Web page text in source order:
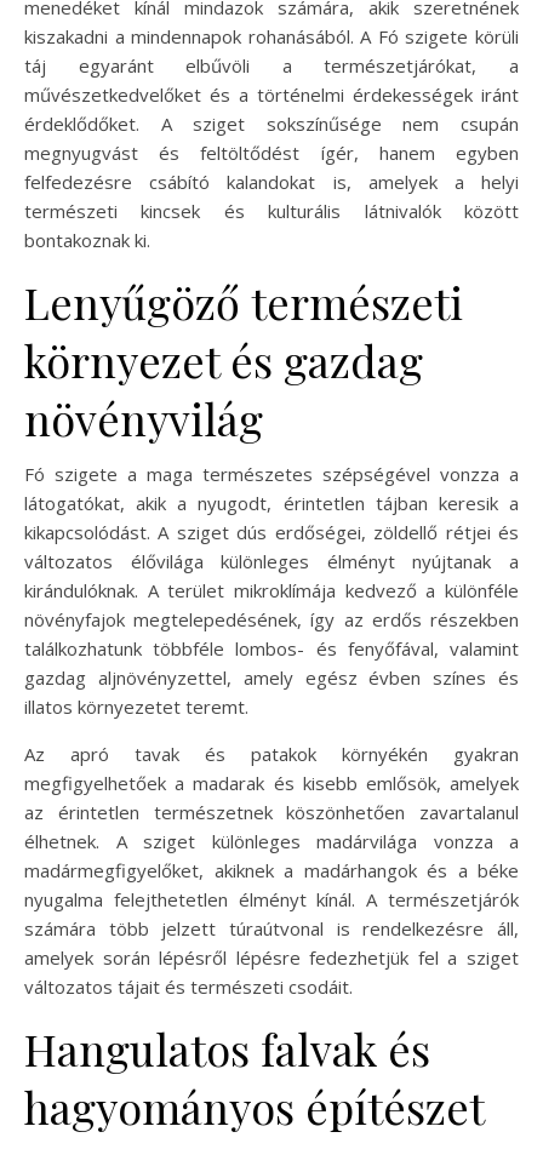
menedéket kínál mindazok számára, akik szeretnének
kiszakadni a mindennapok rohanásából. A Fó szigete körüli
táj egyaránt elbűvöli a természetjárókat, a
művészetkedvelőket és a történelmi érdekességek iránt
érdeklődőket. A sziget sokszínűsége nem csupán
megnyugvást és feltöltődést ígér, hanem egyben
felfedezésre csábító kalandokat is, amelyek a helyi
természeti kincsek és kulturális látnivalók között
bontakoznak ki.
Lenyűgöző természeti
környezet és gazdag
növényvilág
Fó szigete a maga természetes szépségével vonzza a
látogatókat, akik a nyugodt, érintetlen tájban keresik a
kikapcsolódást. A sziget dús erdőségei, zöldellő rétjei és
változatos élővilága különleges élményt nyújtanak a
kirándulóknak. A terület mikroklímája kedvező a különféle
növényfajok megtelepedésének, így az erdős részekben
találkozhatunk többféle lombos- és fenyőfával, valamint
gazdag aljnövényzettel, amely egész évben színes és
illatos környezetet teremt.
Az apró tavak és patakok környékén gyakran
megfigyelhetőek a madarak és kisebb emlősök, amelyek
az érintetlen természetnek köszönhetően zavartalanul
élhetnek. A sziget különleges madárvilága vonzza a
madármegfigyelőket, akiknek a madárhangok és a béke
nyugalma felejthetetlen élményt kínál. A természetjárók
számára több jelzett túraútvonal is rendelkezésre áll,
amelyek során lépésről lépésre fedezhetjük fel a sziget
változatos tájait és természeti csodáit.
Hangulatos falvak és
hagyományos építészet